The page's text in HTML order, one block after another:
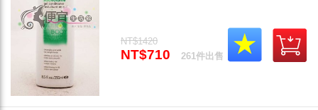
NT$1420
NT$710 261件出售